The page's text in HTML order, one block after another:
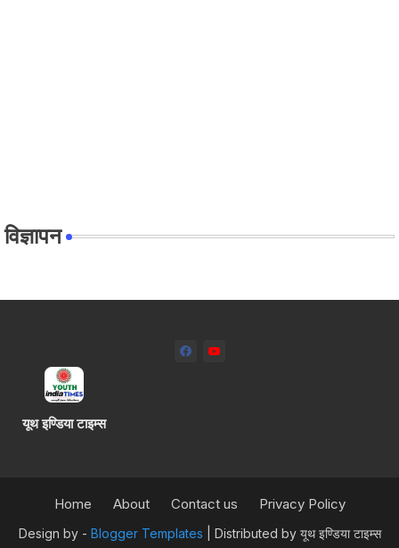
विज्ञापन
यूथ इण्डिया टाइम्स
Design by - Blogger Templates | Distributed by यूथ इण्डिया टाइम्स
Home About Contact us Privacy Policy